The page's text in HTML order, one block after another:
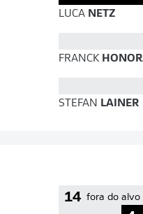
LUCANETZ
FRANCK
STEFAN LAINER
14 fora do alvo